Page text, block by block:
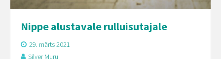
Nippe alustavale rulluisutajale
29. märts 2021
Silver Muru